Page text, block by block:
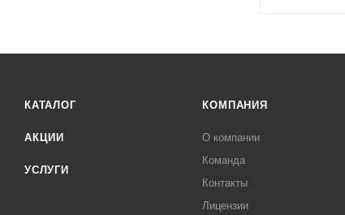
КАТАЛОГ
АКЦИИ
УСЛУГИ
КОМПАНИЯ
О компании
Команда
Контакты
Лицензии